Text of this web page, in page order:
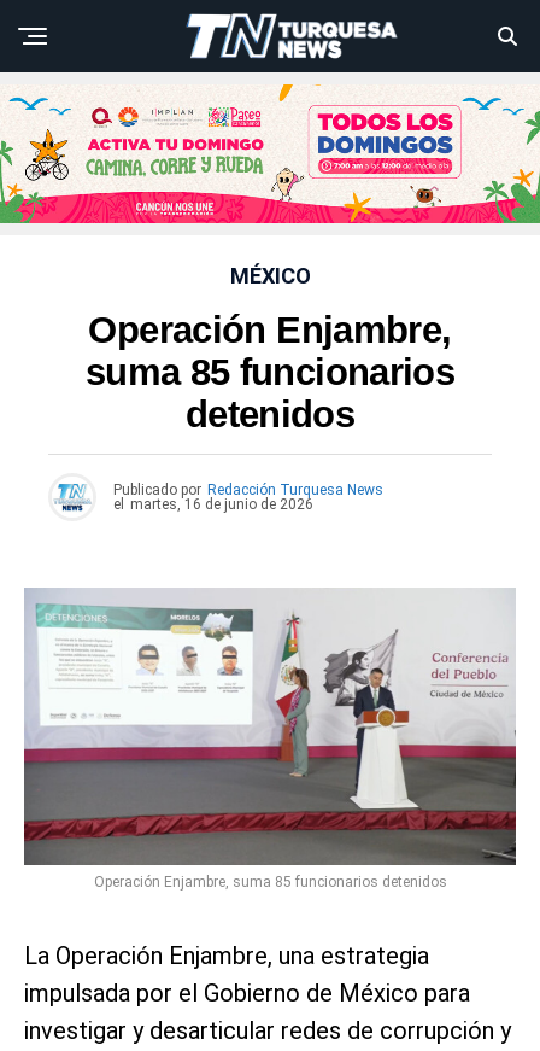
MÉXICO
Operación Enjambre,
suma 85 funcionarios
detenidos
Publicado por Redacción Turquesa News
el
martes, 16 de junio de 2026
Operación Enjambre, suma 85 funcionarios detenidos
La Operación Enjambre, una estrategia
impulsada por el Gobierno de México para
investigar y desarticular redes de corrupción y